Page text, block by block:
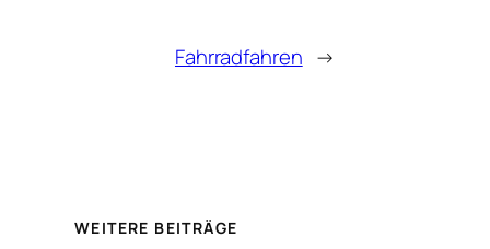
Fahrradfahren →
WEITERE BEITRÄGE